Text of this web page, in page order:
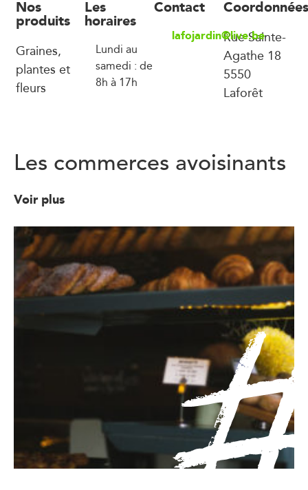
Nos
produits
Graines,
plantes et
fleurs
Les
horaires
Lundi au
samedi : de
8h à 17h
Contact
lafojardin@live.be
Coordonnées
Rue Sainte-
Agathe 18
5550
Laforêt
Les commerces avoisinants
Voir plus